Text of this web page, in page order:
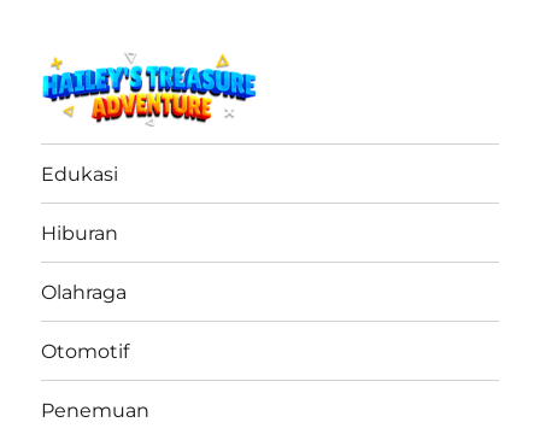
haileystreasureadventure.net
Edukasi
Hiburan
Olahraga
Otomotif
Penemuan